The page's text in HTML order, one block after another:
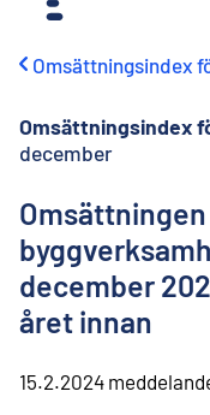
Omsättningsindex
Omsättningsindex
december
december
året innan
15.2.2024